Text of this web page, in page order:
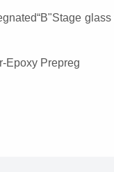
Epoxy Prepreg